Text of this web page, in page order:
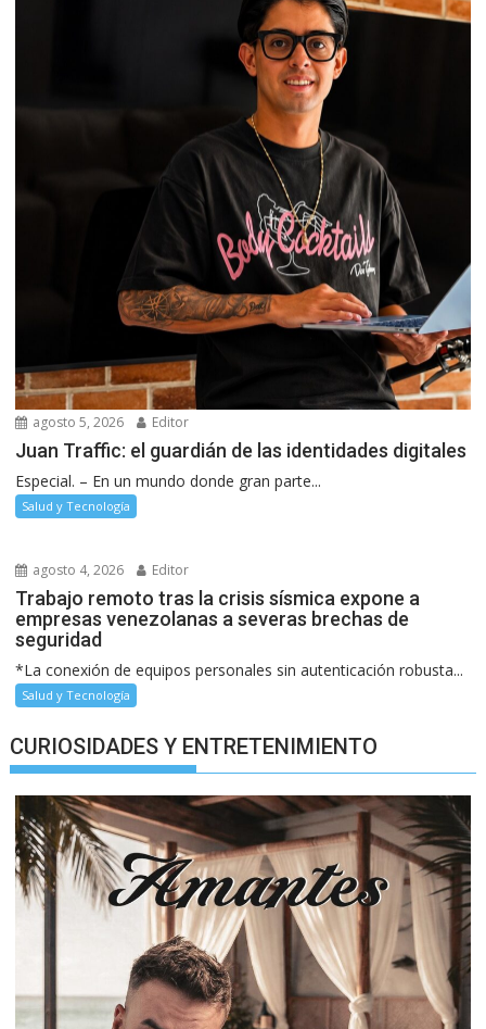
agosto 5, 2026 Editor
Juan Traffic: el guardián de las identidades digitales
Especial. – En un mundo donde gran parte...
Salud y Tecnología
agosto 4, 2026 Editor
Trabajo remoto tras la crisis sísmica expone a
empresas venezolanas a severas brechas de
seguridad
*La conexión de equipos personales sin autenticación robusta...
Salud y Tecnología
CURIOSIDADES Y ENTRETENIMIENTO